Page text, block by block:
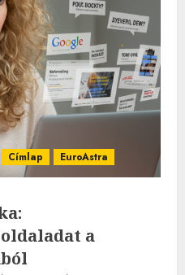
Címlap EuroAstra
a